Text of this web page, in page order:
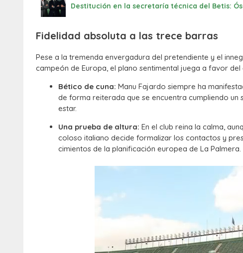
Destitución en la secretaría técnica del Betis:
Fidelidad absoluta a las trece barras
Pese a la tremenda envergadura del pretendiente y el
campeón de Europa, el plano sentimental juega a favor
Bético de cuna: Manu Fajardo siempre ha
de forma reiterada que se encuentra cumpliendo
estar.
Una prueba de altura: En el club reina la calma,
coloso italiano decide formalizar los contactos y
cimientos de la planificación europea de La Palmera.